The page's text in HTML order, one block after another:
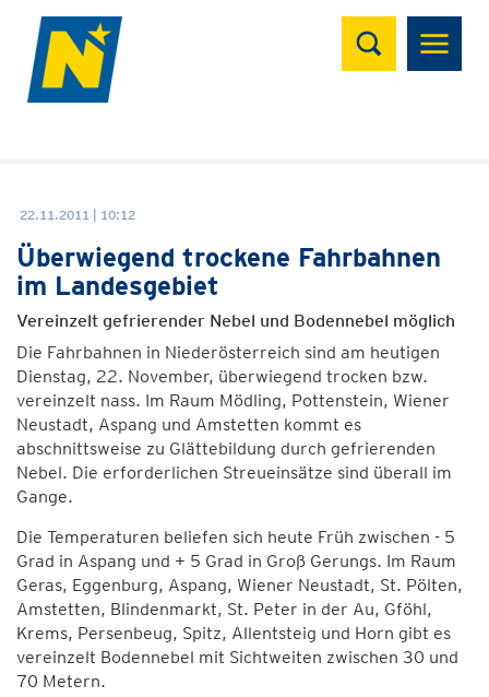
Suchen
22.11.2011 | 10:12
Überwiegend trockene Fahrbahnen
im Landesgebiet
Vereinzelt gefrierender Nebel und Bodennebel möglich
Die Fahrbahnen in Niederösterreich sind am heutigen
Dienstag, 22. November, überwiegend trocken bzw.
vereinzelt nass. Im Raum Mödling, Pottenstein, Wiener
Neustadt, Aspang und Amstetten kommt es
abschnittsweise zu Glättebildung durch gefrierenden
Nebel. Die erforderlichen Streueinsätze sind überall im
Gange.
Die Temperaturen beliefen sich heute Früh zwischen - 5
Grad in Aspang und + 5 Grad in Groß Gerungs. Im Raum
Geras, Eggenburg, Aspang, Wiener Neustadt, St. Pölten,
Amstetten, Blindenmarkt, St. Peter in der Au, Gföhl,
Krems, Persenbeug, Spitz, Allentsteig und Horn gibt es
vereinzelt Bodennebel mit Sichtweiten zwischen 30 und
70 Metern.